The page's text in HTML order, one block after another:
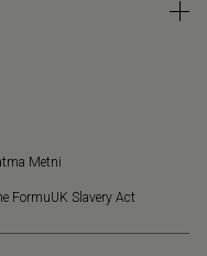
Metni
FormuUK Slavery Act